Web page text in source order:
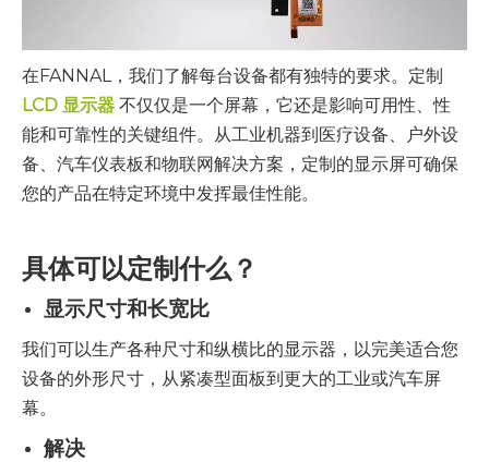
在FANNAL，我们了解每台设备都有独特的要求。定制
LCD 显示器 不仅仅是一个屏幕，它还是影响可用性、性
能和可靠性的关键组件。从工业机器到医疗设备、户外设
备、汽车仪表板和物联网解决方案，定制的显示屏可确保
您的产品在特定环境中发挥最佳性能。
具体可以定制什么？
显示尺寸和长宽比
我们可以生产各种尺寸和纵横比的显示器，以完美适合您
设备的外形尺寸，从紧凑型面板到更大的工业或汽车屏
幕。
解决